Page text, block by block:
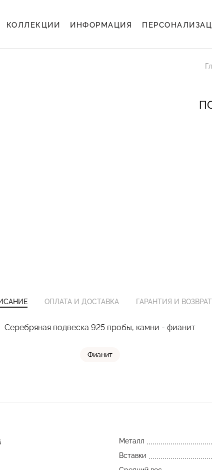
КОЛЛЕКЦИИ ИНФОРМАЦИЯ
ОПЛАТА И ДОСТАВКА ГАРАНТИЯ И ВОЗВРАТ
Серебряная подвеска 925 пробы, камни - фианит
Фианит
Металл
Вставки